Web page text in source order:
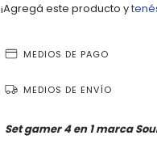
¡Agregá este producto y
MEDIOS DE PAGO
MEDIOS DE ENVÍO
Set gamer 4 en 1 marca